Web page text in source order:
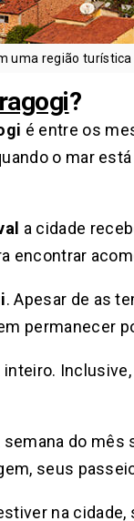
uma região
?
é entre os
o mar
a cidade
encontrar
. Apesar de as
permanecer
do mês
seus
na